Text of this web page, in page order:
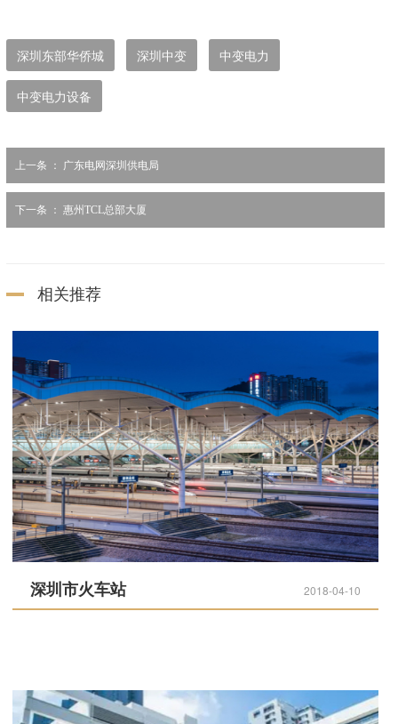
深圳东部华侨城 深圳中变 中变电力
中变电力设备
上一条 ： 广东电网深圳供电局
下一条 ： 惠州TCL总部大厦
相关推荐
深圳市火车站 2018-04-10